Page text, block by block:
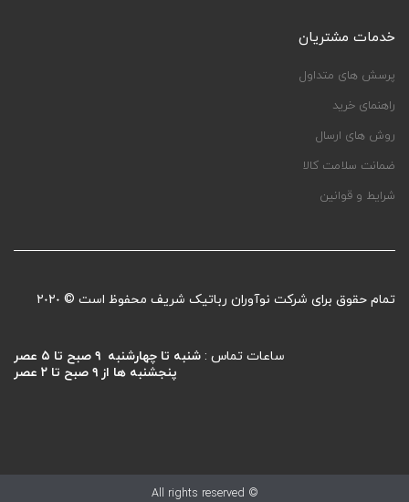
خدمات مشتریان
پرسش های متداول
راهنمای خرید
روش های ارسال
ضمانت سلامت کالا
شرایط و قوانین
تمام حقوق برای شرکت نوآوران رباتیک شریف محفوظ است © ٢٠٢٠
ساعات تماس : شنبه تا چهارشنبه ۹ صبح تا ۵ عصر
پنجشنبه ها از ۹ صبح تا ۲ عصر
© All rights reserved